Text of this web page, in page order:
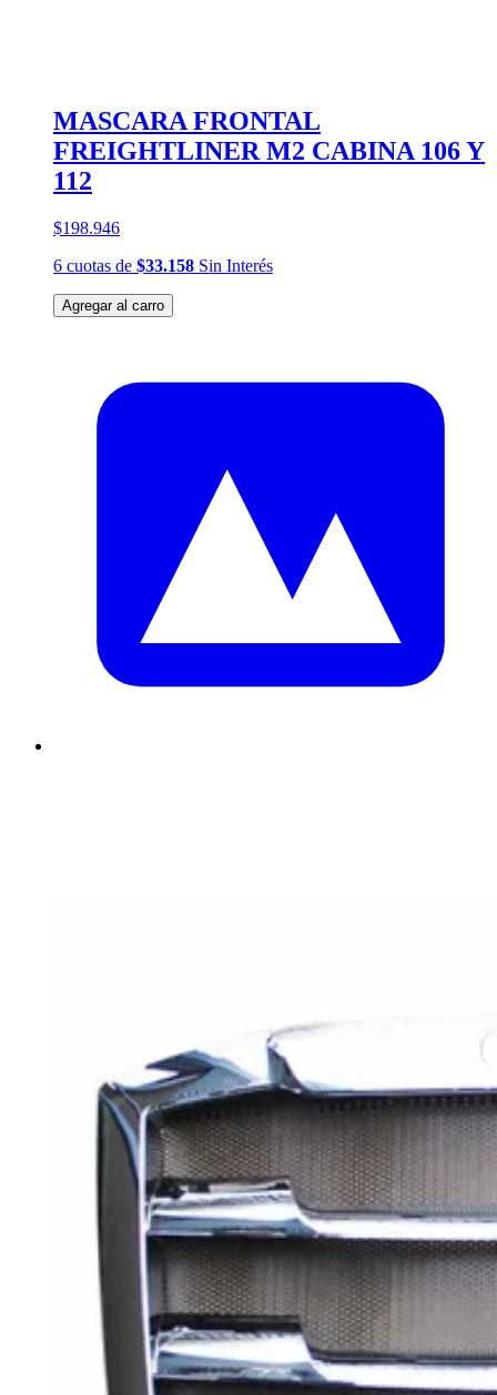
MASCARA FRONTAL
FREIGHTLINER M2 CABINA 106 Y
112
$198.946
6 cuotas de $33.158 Sin Interés
Agregar al carro